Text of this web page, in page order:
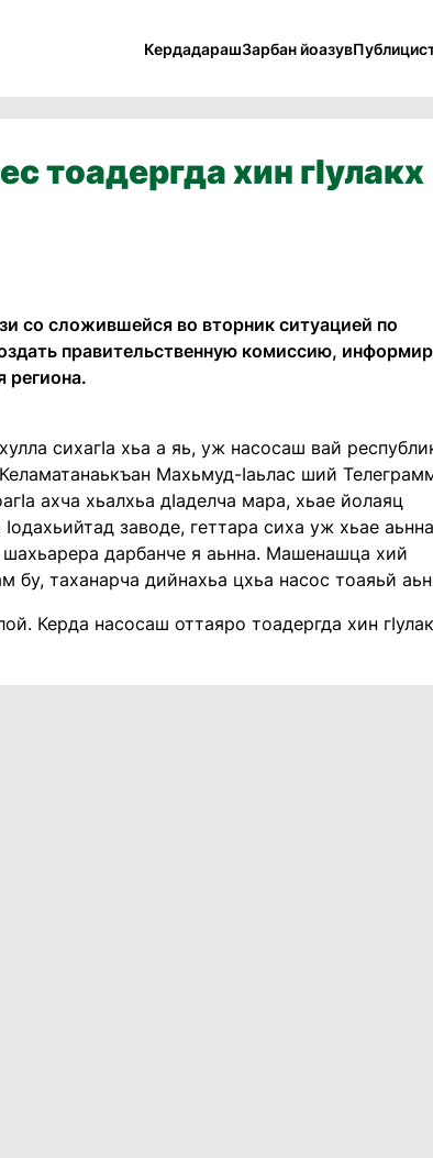
КердадарашЗарбан йоазув
тоадергда хин гӀулакх
со сложившейся во вторник ситуацией по
правительственную комиссию,
региона.
сихагӀа хьа а яь, уж насосаш вай
Махьмуд-Ӏаьлас ший
ахча хьалхьа дӀаделча мара, хьае йолаяц
заводе, геттара сиха уж хьае
шахьарера дарбанче я аьнна. Машенашца хий
бу, таханарча дийнахьа цхьа насос тоаяьй
Керда насосаш оттаяро тоадергда хин